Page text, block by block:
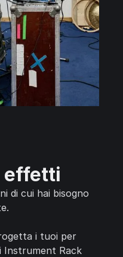
effetti
di cui hai bisogno
i tuoi per
Instrument Rack